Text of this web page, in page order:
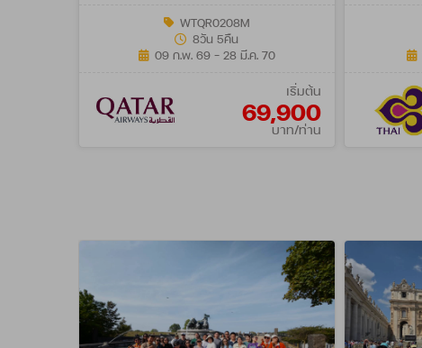
WTQR0208M
8วัน 5คืน
09 ก.พ. 69 - 28 มี.ค. 70
เริ่มต้น
69,900
บาท/ท่าน